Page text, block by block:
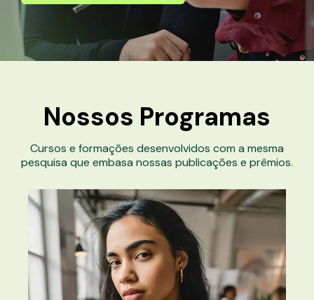
Nossos Programas
Cursos e formações desenvolvidos com a mesma
pesquisa que embasa nossas publicações e prêmios.